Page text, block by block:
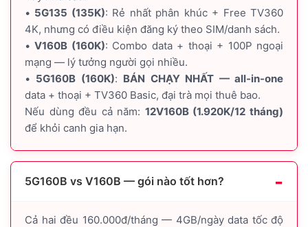
• 5G135 (135K): Rẻ nhất phân khúc + Free TV360
4K, nhưng có điều kiện đăng ký theo SIM/danh sách.
•V160B (160K): Combo data + thoại + 100P ngoại
mạng — lý tưởng người gọi nhiều.
• 5G160B (160K): BÁN CHẠY NHẤT — all-in-one
data + thoại + TV360 Basic, đại trà mọi thuê bao.
Nếu dùng đều cả năm: 12V160B (1.920K/12 tháng)
để khỏi canh gia hạn.
5G160B vs V160B — gói nào tốt hơn?
Cả hai đều 160.000đ/tháng — 4GB/ngày data tốc độ